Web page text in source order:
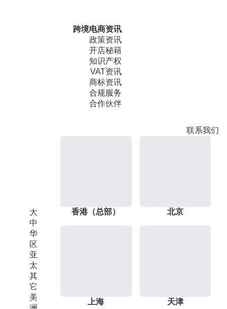
跨境电商资讯
政策资讯
开店秘籍
知识产权
VAT资讯
商标资讯
合规服务
合作伙伴
联系我们
大
中
华
区
亚
太
其
它
美
香港（总部） 北京
上海 天津